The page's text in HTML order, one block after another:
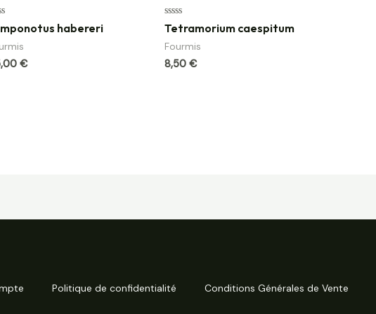
habereri
€
Note
0
sur
5
Tetramorium caespitum
Fourmis
8,50 €
Politique de confidentialité Conditions Générales de Vente